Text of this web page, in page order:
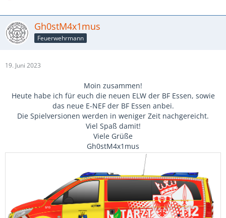
Gh0stM4x1mus
Feuerwehrmann
19. Juni 2023
Moin zusammen!
Heute habe ich für euch die neuen ELW der BF Essen, sowie
das neue E-NEF der BF Essen anbei.
Die Spielversionen werden in weniger Zeit nachgereicht.
Viel Spaß damit!
Viele Grüße
Gh0stM4x1mus